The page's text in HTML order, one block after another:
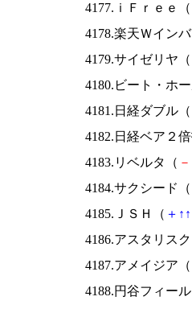
4177.ｉＦｒｅｅ（
4178.楽天Ｗイン
4179.サイゼリヤ（
4180.ビート・ホ
4181.日経ダブル（
4182.日経ベア２
4183.リベルタ（ －
4184.サクシード（
4185.ＪＳＨ（ ＋ ↑ ↑
4186.アスタリス
4187.アメイジア（
4188.円谷フィー